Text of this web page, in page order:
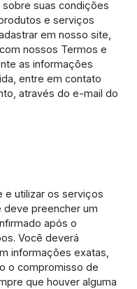
suas condições
e serviços
em nosso site,
nossos Termos e
as informações
entre em contato
através do e-mail do
e utilizar os serviços
deve preencher um
após o
Você deverá
informações exatas,
o compromisso de
que houver alguma